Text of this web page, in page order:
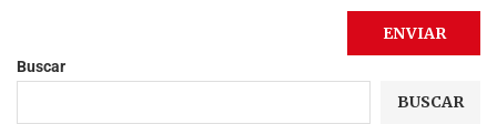
Buscar
BUSCAR